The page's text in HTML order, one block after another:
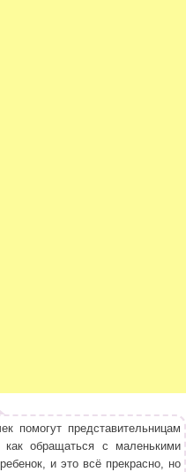
помогут представительницам
как обращаться с маленькими
и это всё прекрасно, но